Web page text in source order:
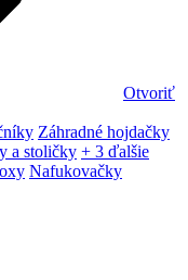
Otvoriť
Záhradné hojdačky
a stoličky + 3 ďalšie
Nafukovačky